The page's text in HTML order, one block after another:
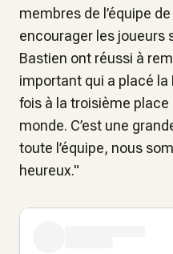
membres de l’équipe
encourager les joueurs
Bastien ont réussi à
important qui a placé la
fois à la troisième
monde. C’est une
toute l’équipe, nous
heureux."